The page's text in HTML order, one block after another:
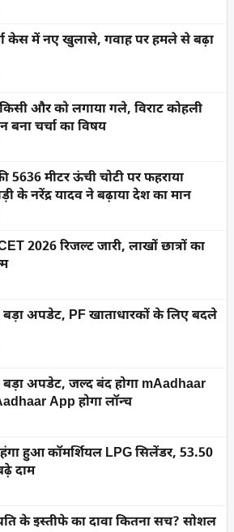
केस में नए खुलासे, गवाह पर हमले से बढ़ा
और को लगाया गले, विराट कोहली
बना चर्चा का विषय
5636 मीटर ऊंची चोटी पर फहराया
के नरेंद्र यादव ने बढ़ाया देश का मान
2026 रिजल्ट जारी, लाखों छात्रों का
बड़ा अपडेट, PF खाताधारकों के लिए बदले
बड़ा अपडेट, जल्द बंद होगा mAadhaar
App होगा लॉन्च
हुआ कॉमर्शियल LPG सिलेंडर, 53.50
दाम
के इस्तीफे का दावा कितना सच? सोशल